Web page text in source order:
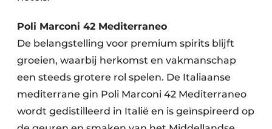
Poli Marconi 42 Mediterraneo
De belangstelling voor premium spirits blijft
groeien, waarbij herkomst en vakmanschap
een steeds grotere rol spelen. De Italiaanse
mediterrane gin Poli Marconi 42 Mediterraneo
wordt gedistilleerd in Italië en is geïnspireerd op